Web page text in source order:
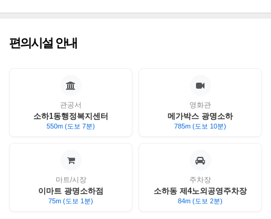
편의시설 안내
관공서
소하1동행정복지센터
550m (도보 7분)
영화관
메가박스 광명소하
785m (도보 10분)
마트/시장
이마트 광명소하점
75m (도보 1분)
주차장
소하동 제4노외공영주차장
84m (도보 2분)